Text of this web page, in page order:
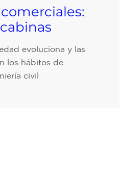
evoluciona y las
los hábitos de
civil